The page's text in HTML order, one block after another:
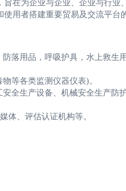
在为企业与企业、企业与行业
用者搭建重要贸易及交流平台
落用品，呼吸护具，水上救生用
等各类监测仪器仪表)。
全生产设备、机械安全生产防
体、评估认证机构等。